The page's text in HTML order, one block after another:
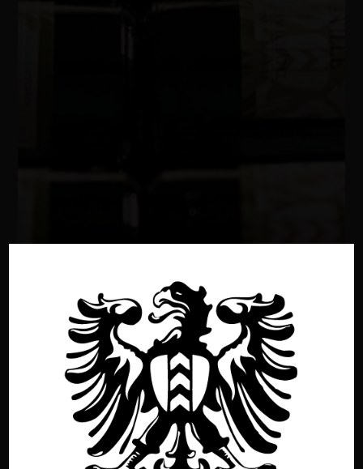
Retour à la boutique